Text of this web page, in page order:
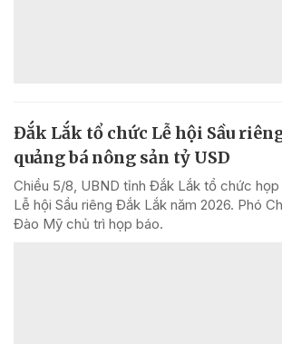
Đắk Lắk tổ chức Lễ hội Sầu
quảng bá nông sản tỷ USD
Chiều 5/8, UBND tỉnh Đắk Lắk tổ chức
Lễ hội Sầu riêng Đắk Lắk năm 2026. Phó
Đào Mỹ chủ trì họp báo.